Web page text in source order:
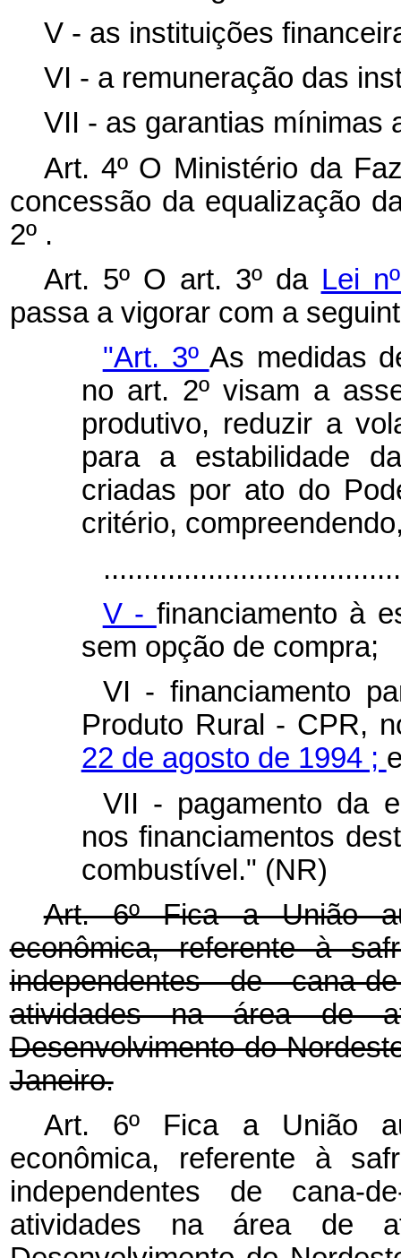
V - as instituições
VI - a remuneração das
VII - as garantias mínimas
Art. 4º O Ministério da
concessão da equalização
2º .
Art. 5º O art. 3º da Lei
passa a vigorar com a
"Art. 3º As medidas
no art. 2º visam a
produtivo, reduzir a
para a estabilidade
criadas por ato do
critério,
V - financiamento à
sem opção de compra;
VI - financiamento
Produto Rural - CPR,
22 de agosto de 1994 ;
VII - pagamento da
nos financiamentos
combustível." (NR)
Art. 6º Fica a União
econômica, referente à
independentes de cana-
atividades na área de
Desenvolvimento do
Janeiro.
Art. 6º Fica a União
econômica, referente à
independentes de cana-
atividades na área de